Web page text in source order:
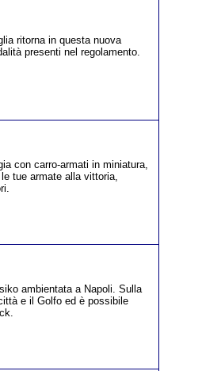
ritorna in questa nuova
presenti nel regolamento.
con carro-armati in miniatura,
tue armate alla vittoria,
ambientata a Napoli. Sulla
e il Golfo ed è possibile